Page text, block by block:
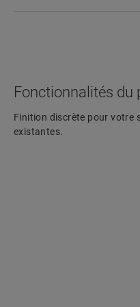
Fonctionnalités du
Finition discrète pour votre
existantes.